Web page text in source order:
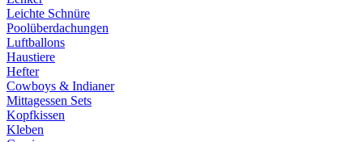
Leichte Schnüre
Poolüberdachungen
Luftballons
Haustiere
Hefter
Cowboys & Indianer
Mittagessen Sets
Kopfkissen
Kleben